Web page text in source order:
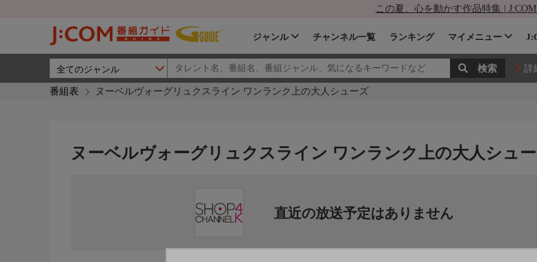
この夏、心を動かす作品特集 |
ジャンル チャンネル一覧 ランキング マイメニュー
詳
番組表 ヌーベルヴォーグリュクスライン ワンランク上の大人シューズ
ヌーベルヴォーグリュクスライン ワンランク上の大人シュ
直近の放送予定はありません